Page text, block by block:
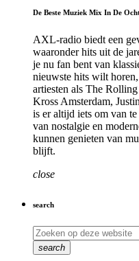
De Beste Muziek Mix In De
AXL-radio biedt een
waaronder hits uit de
je nu fan bent van
nieuwste hits wilt
artiesten als The
Kross Amsterdam,
is er altijd iets om van
van nostalgie en
kunnen genieten van
blijft.
close
search
search